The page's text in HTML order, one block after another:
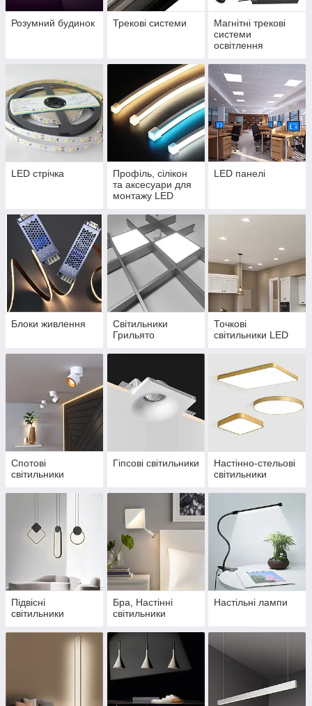
Розумний будинок Трекові системи
Магнітні трекові
системи
освітлення
LED стрічка
Профіль, сілікон
та аксесуари для
монтажу LED
LED панелі
Блоки живлення
Світильники
Грильято
Точкові
світильники LED
Спотові
світильники
Гіпсові світильники
Настінно-cтельові
світильники
Підвісні
світильники
Бра, Настінні
світильники
Настільні лампи